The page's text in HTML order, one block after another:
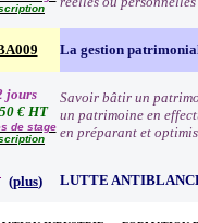
La gestion
jours
€ HT
de stage
Savoir bâtir un
un patrimoine en
en préparant et
(plus) LUTTE